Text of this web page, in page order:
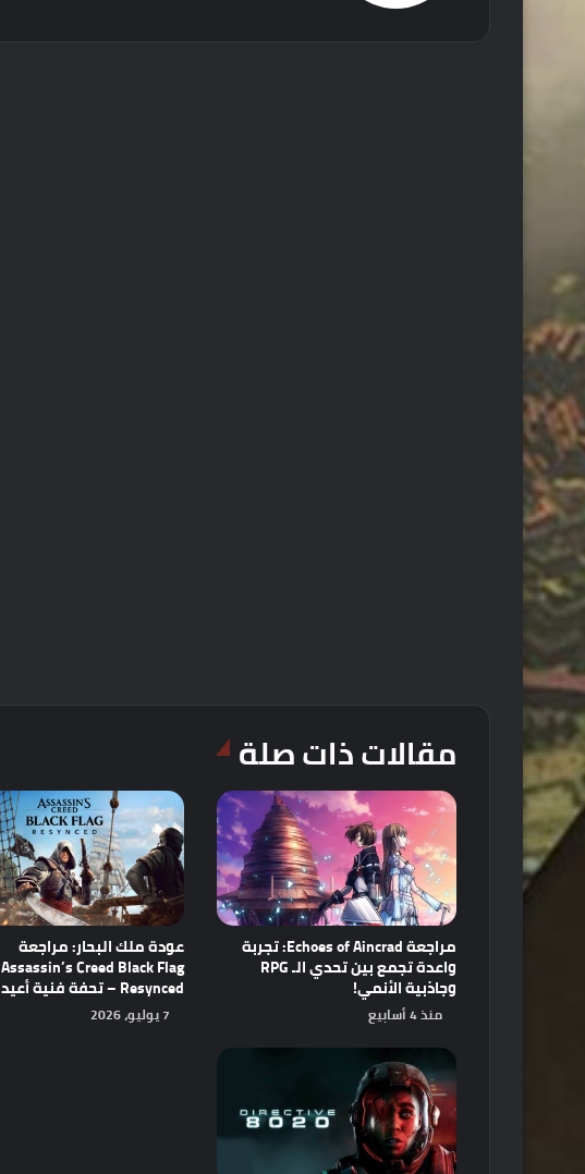
مقالات ذات صلة
مراجعة Echoes of Aincrad: تجربة
واعدة تجمع بين تحدي الـ RPG
وجاذبية الأنمي!
منذ 4 أسابيع
عودة ملك البحار: مراجعة
Assassin’s Creed Black Flag
Resynced – تحفة فنية أعيد إحياؤها!
7 يوليو، 2026